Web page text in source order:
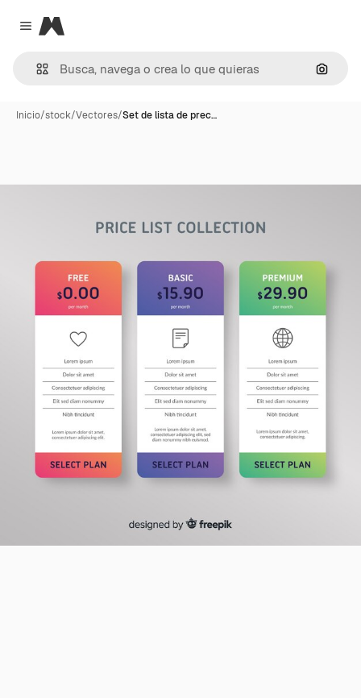
Close menu
Magnific
Inicio/stock/Vectores/Set de lista de prec…